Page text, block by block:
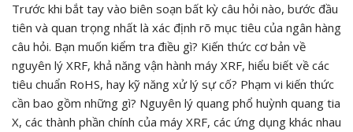
Trước khi bắt tay vào biên soạn bất kỳ câu hỏi nào, bước đầu
tiên và quan trọng nhất là xác định rõ mục tiêu của ngân hàng
câu hỏi. Bạn muốn kiểm tra điều gì? Kiến thức cơ bản về
nguyên lý XRF, khả năng vận hành máy XRF, hiểu biết về các
tiêu chuẩn RoHS, hay kỹ năng xử lý sự cố? Phạm vi kiến thức
cần bao gồm những gì? Nguyên lý quang phổ huỳnh quang tia
X, các thành phần chính của máy XRF, các ứng dụng khác nhau